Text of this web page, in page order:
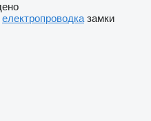
електропроводка замки